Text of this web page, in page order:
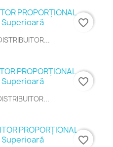
favorite_border
favorite_border
favorite_border